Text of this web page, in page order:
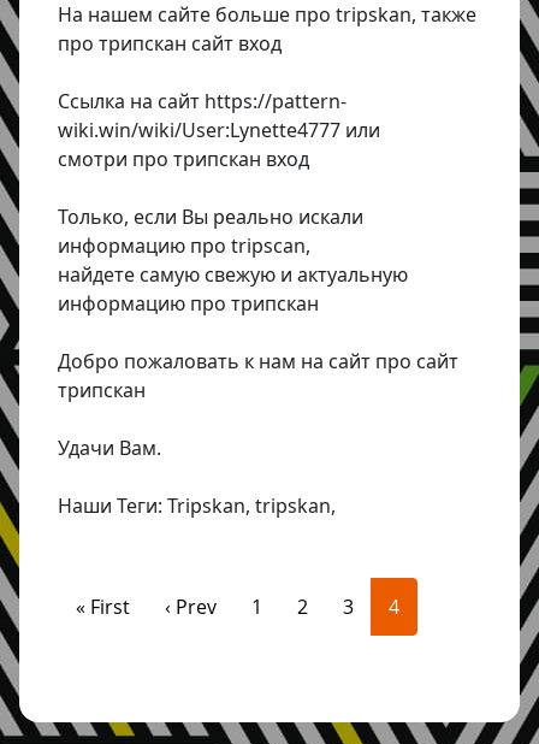
На нашем сайте больше про tripskan, также
про трипскан сайт вход
Ссылка на сайт https://pattern-
wiki.win/wiki/User:Lynette4777 или
смотри про трипскан вход
Только, если Вы реально искали
информацию про tripscan,
найдете самую свежую и актуальную
информацию про трипскан
Добро пожаловать к нам на сайт про сайт
трипскан
Удачи Вам.
Наши Теги: Tripskan, tripskan,
Pagination
First page
« First Previous page
‹ Prev Page
1 Page
2 Page
3 Current page
4